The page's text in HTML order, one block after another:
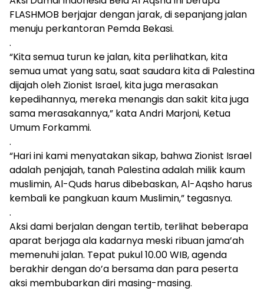
FLASHMOB berjajar dengan jarak, di sepanjang jalan
menuju perkantoran Pemda Bekasi.
.
“Kita semua turun ke jalan, kita perlihatkan, kita
semua umat yang satu, saat saudara kita di Palestina
dijajah oleh Zionist Israel, kita juga merasakan
kepedihannya, mereka menangis dan sakit kita juga
sama merasakannya,” kata Andri Marjoni, Ketua
Umum Forkammi.
.
“Hari ini kami menyatakan sikap, bahwa Zionist Israel
adalah penjajah, tanah Palestina adalah milik kaum
muslimin, Al-Quds harus dibebaskan, Al-Aqsho harus
kembali ke pangkuan kaum Muslimin,” tegasnya.
.
Aksi dami berjalan dengan tertib, terlihat beberapa
aparat berjaga ala kadarnya meski ribuan jama’ah
memenuhi jalan. Tepat pukul 10.00 WIB, agenda
berakhir dengan do’a bersama dan para peserta
aksi membubarkan diri masing-masing.